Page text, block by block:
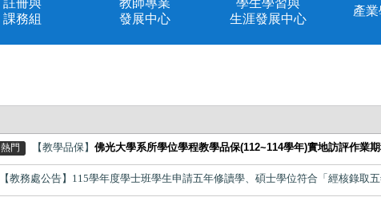
課務組
發展中心
生涯發展中心
產
熱門 【教學品保】佛光大學系所學位學程教學品保(112~114學年)實地訪評作業
【教務處公告】115學年度學士班學生申請五年修讀學、碩士學位符合「經核錄取